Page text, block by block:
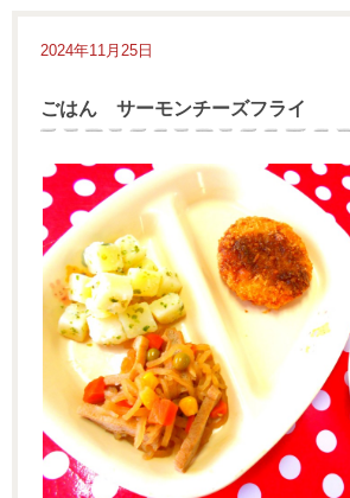
2024年11月25日
ごはん サーモンチーズフライ